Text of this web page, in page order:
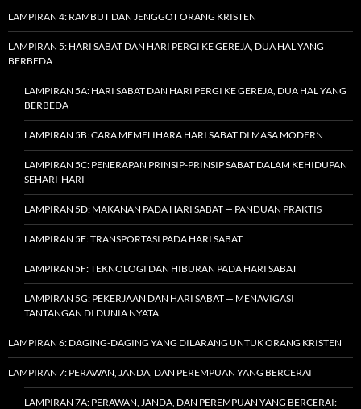
LAMPIRAN 4: RAMBUT DAN JENGGOT ORANG KRISTEN
LAMPIRAN 5: HARI SABAT DAN HARI PERGI KE GEREJA, DUA HAL YANG
BERBEDA
LAMPIRAN 5A: HARI SABAT DAN HARI PERGI KE GEREJA, DUA HAL YANG
BERBEDA
LAMPIRAN 5B: CARA MEMELIHARA HARI SABAT DI MASA MODERN
LAMPIRAN 5C: PENERAPAN PRINSIP-PRINSIP SABAT DALAM KEHIDUPAN
SEHARI-HARI
LAMPIRAN 5D: MAKANAN PADA HARI SABAT — PANDUAN PRAKTIS
LAMPIRAN 5E: TRANSPORTASI PADA HARI SABAT
LAMPIRAN 5F: TEKNOLOGI DAN HIBURAN PADA HARI SABAT
LAMPIRAN 5G: PEKERJAAN DAN HARI SABAT — MENAVIGASI
TANTANGAN DI DUNIA NYATA
LAMPIRAN 6: DAGING-DAGING YANG DILARANG UNTUK ORANG KRISTEN
LAMPIRAN 7: PERAWAN, JANDA, DAN PEREMPUAN YANG BERCERAI
LAMPIRAN 7A: PERAWAN, JANDA, DAN PEREMPUAN YANG BERCERAI: